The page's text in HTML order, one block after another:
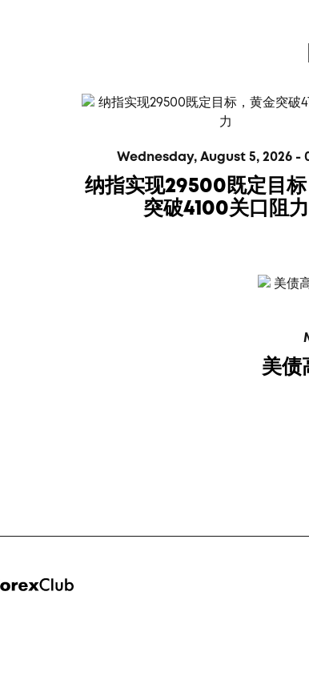
Wednesday, August 5, 2026 -
纳指实现29500既定目
突破4100关口阻力
美债